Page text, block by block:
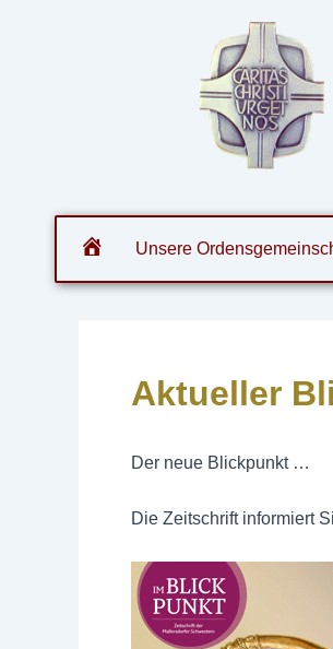
Unsere
Aktueller
Der neue Blickpunkt …
Die Zeitschrift informiert